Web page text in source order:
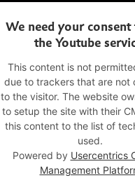
We need your
the Youtube
This content is not
due to trackers that are not
to the visitor. The website
to setup the site with their
this content to the list of
used.
Powered by Usercentrics
Management